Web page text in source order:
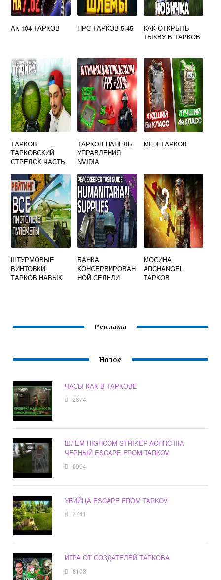
АК 104 ТАРКОВ ПРС ТАРКОВ 5.45
КАК ОТКРЫТЬ
ТЫКВУ В ТАРКОВ
ТАРКОВ
ТАРКОВСКИЙ
СТРЕЛОК ЧАСТЬ
ТАРКОВ ПАНЕЛЬ
УПРАВЛЕНИЯ
NVIDIA
ME 4 ТАРКОВ
ШТУРМОВЫЕ
ВИНТОВКИ
ТАРКОВ НАВЫК
БАНКА
КОНСЕРВИРОВАН
НОЙ СЕЛЬДИ
МОСИНА
ARCHANGEL
ТАРКОВ
Реклама
Новое
ЧАСЫ КАК В ТАРКОВЕ
2874
ШЛЕМ HIGHCOM STRIKER ACHHC IIIA
ЧЕРНЫЙ ESCAPE FROM TARKOV
6964
УБИЙЦА ESCAPE FROM TARKOV
2741
ИГРА ОТ СОЗДАТЕЛЕЙ ТАРКОВА
8103